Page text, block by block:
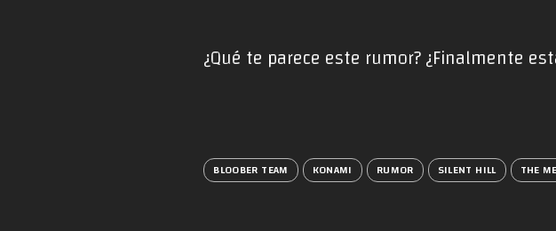
¿Qué te parece este rumor? ¿Finalmente
BLOOBER TEAM KONAMI RUMOR SILENT HILL THE